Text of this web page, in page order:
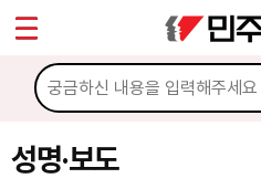
성명·보도
마이페이지
소개
소식
Sketchbook5,